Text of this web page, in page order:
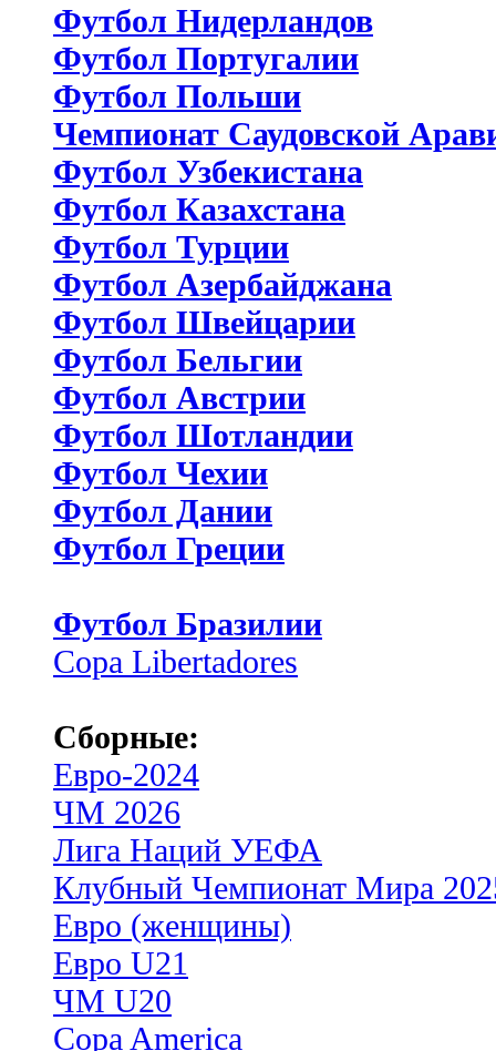
Футбол Нидерландов
Футбол Португалии
Футбол Польши
Чемпионат Саудовской
Футбол Узбекистана
Футбол Казахстана
Футбол Турции
Футбол Азербайджана
Футбол Швейцарии
Футбол Бельгии
Футбол Австрии
Футбол Шотландии
Футбол Чехии
Футбол Дании
Футбол Греции
Футбол Бразилии
Copa Libertadores
Сборные:
Евро-2024
ЧМ 2026
Лига Наций УЕФА
Клубный Чемпионат Мира
Евро (женщины)
Евро U21
ЧМ U20
Copa America